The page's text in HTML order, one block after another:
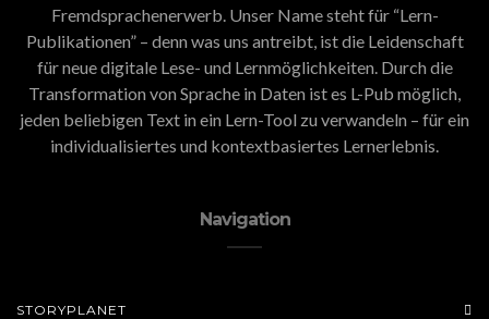
Fremdsprachenerwerb. Unser Name steht für “Lern-
Publikationen” – denn was uns antreibt, ist die Leidenschaft
für neue digitale Lese- und Lernmöglichkeiten. Durch die
Transformation von Sprache in Daten ist es L-Pub möglich,
jeden beliebigen Text in ein Lern-Tool zu verwandeln – für ein
individualisiertes und kontextbasiertes Lernerlebnis.
Navigation
STORYPLANET